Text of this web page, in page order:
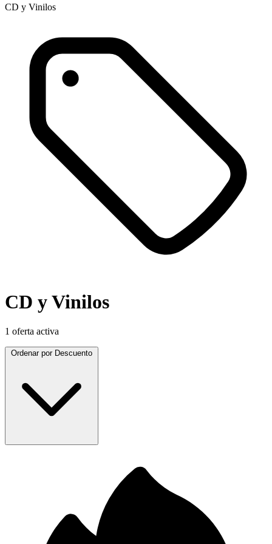
CD y Vinilos
CD y Vinilos
1 oferta activa
Ordenar por Descuento